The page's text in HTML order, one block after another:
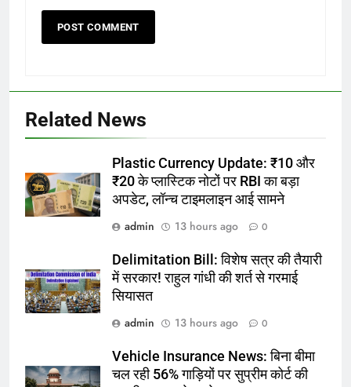
Related News
Plastic Currency Update: ₹10 और
₹20 के प्लास्टिक नोटों पर RBI का बड़ा
अपडेट, लॉन्च टाइमलाइन आई सामने
admin
13 hours ago 0
Delimitation Bill: विशेष सत्र की तैयारी
में सरकार! राहुल गांधी की शर्त से गरमाई
सियासत
admin
13 hours ago 0
Vehicle Insurance News: बिना बीमा
चल रही 56% गाड़ियों पर सुप्रीम कोर्ट की